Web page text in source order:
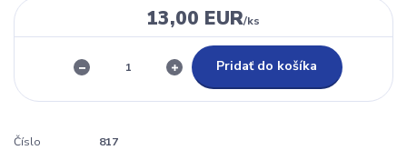
13,00 EUR/ks
Pridať do košíka
Číslo
817